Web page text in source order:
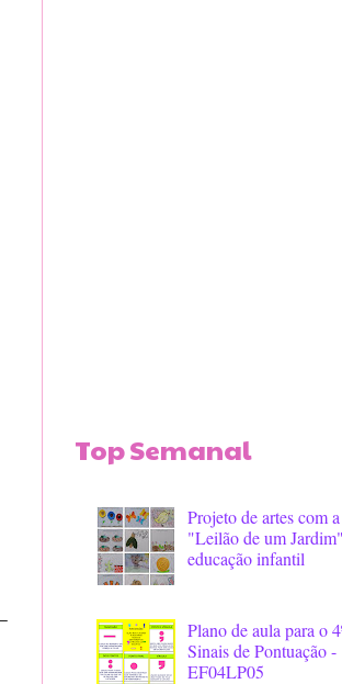
Top Semanal
Projeto de artes com
"Leilão de um
educação infantil
Plano de aula para o
Sinais de Pontuação -
EF04LP05